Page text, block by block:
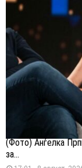
(Фото) Анѓелка
за...